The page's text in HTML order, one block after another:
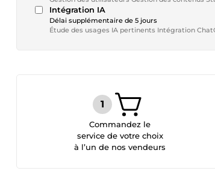
Intégration IA
Délai supplémentaire de 5 jours
Commandez le
service de votre choix
à l’un de nos vendeurs